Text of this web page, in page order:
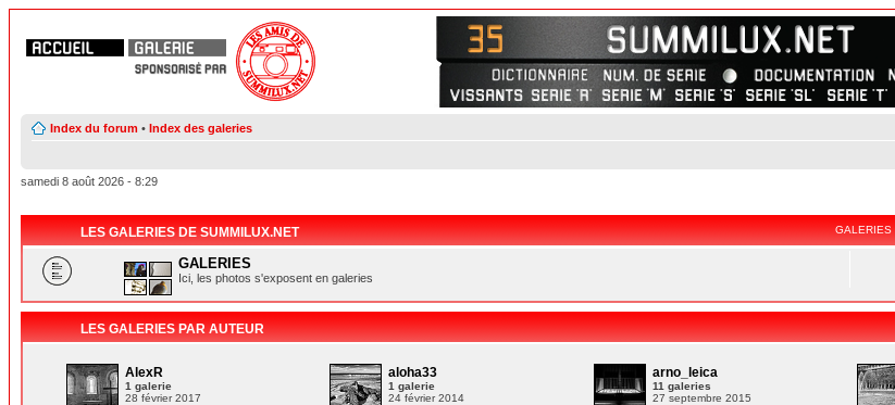
Index du forum • Index des galeries
samedi 8 août 2026 - 8:29
LES GALERIES DE SUMMILUX.NET GALERIES
GALERIES
Ici, les photos s'exposent en galeries
LES GALERIES PAR AUTEUR
AlexR
1 galerie
28 février 2017
aloha33
1 galerie
24 février 2014
arno_leica
11 galeries
27 septembre 2015